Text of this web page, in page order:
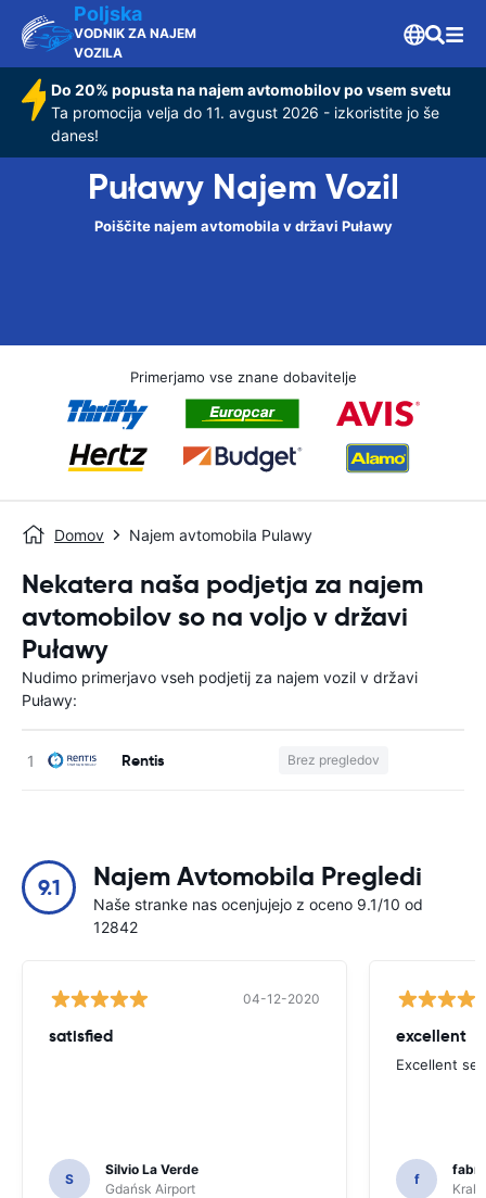
Poljska
VODNIK ZA NAJEM
VOZILA
Do 20% popusta na najem avtomobilov po vsem svetu
Ta promocija velja do 11. avgust 2026 - izkoristite jo še
danes!
Puławy Najem Vozil
Poiščite najem avtomobila v državi Puławy
Primerjamo vse znane dobavitelje
Domov Najem avtomobila Pulawy
Nekatera naša podjetja za najem
avtomobilov so na voljo v državi
Puławy
Nudimo primerjavo vseh podjetij za najem vozil v državi
Puławy:
Rentis Brez pregledov
9.1 Najem Avtomobila Pregledi
Naše stranke nas ocenjujejo z oceno 9.1/10 od
12842
04-12-2020
satisfied
S
Silvio La Verde
Gdańsk Airport
excellent
Excellent
f